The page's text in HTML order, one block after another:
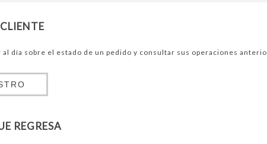
día sobre el estado de un pedido y consultar sus operaciones
REGRESA